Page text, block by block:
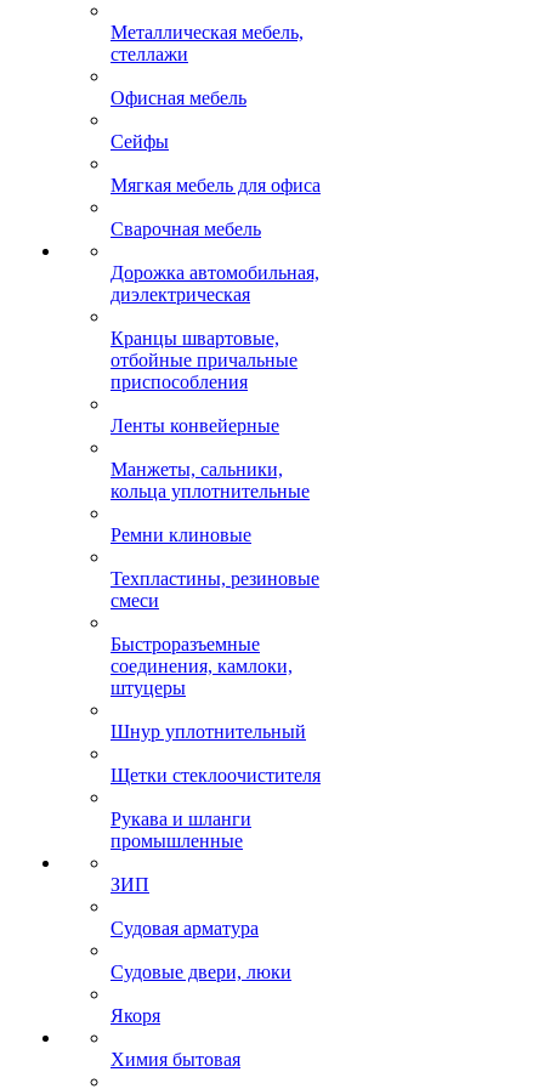
Металлическая мебель,
стеллажи
Офисная мебель
Сейфы
Мягкая мебель для офиса
Сварочная мебель
Дорожка автомобильная,
диэлектрическая
Кранцы швартовые,
отбойные причальные
приспособления
Ленты конвейерные
Манжеты, сальники,
кольца уплотнительные
Ремни клиновые
Техпластины, резиновые
смеси
Быстроразъемные
соединения, камлоки,
штуцеры
Шнур уплотнительный
Щетки стеклоочистителя
Рукава и шланги
промышленные
ЗИП
Судовая арматура
Судовые двери, люки
Якоря
Химия бытовая